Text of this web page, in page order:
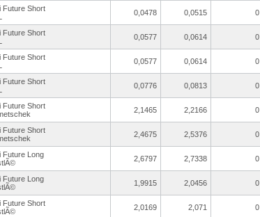
Future Short
0,0478 0,0515 0
Future Short
0,0577 0,0614 0
Future Short
0,0577 0,0614 0
Future Short
0,0776 0,0813 0
Future Short
2,1465 2,2166 0
Future Short
2,4675 2,5376 0
Future Long
2,6797 2,7338 0
Future Long
1,9915 2,0456 0
Future Short
2,0169 2,071 0